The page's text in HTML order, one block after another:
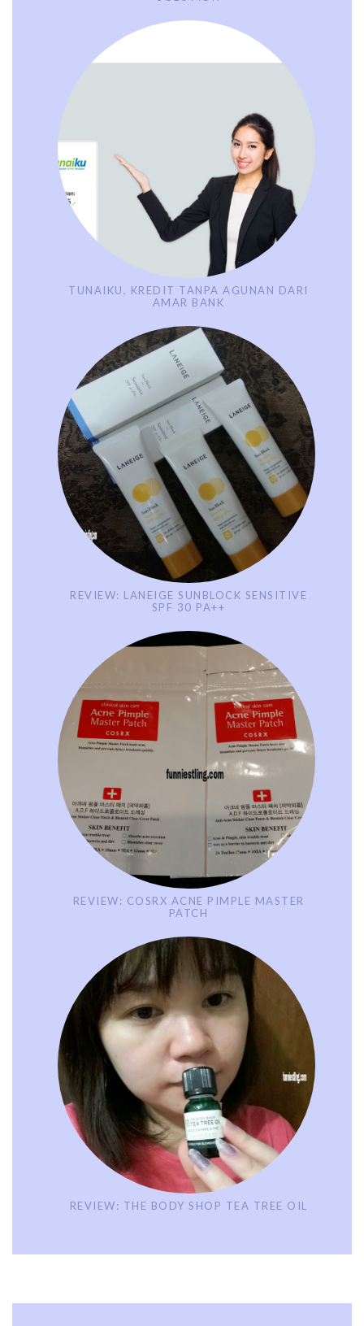
TUNAIKU, KREDIT TANPA AGUNAN DARI
AMAR BANK
REVIEW: LANEIGE SUNBLOCK SENSITIVE
SPF 30 PA++
REVIEW: COSRX ACNE PIMPLE MASTER
PATCH
REVIEW: THE BODY SHOP TEA TREE OIL